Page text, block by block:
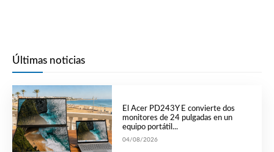
Últimas noticias
El Acer PD243Y E convierte dos
monitores de 24 pulgadas en un
equipo portátil...
04/08/2026